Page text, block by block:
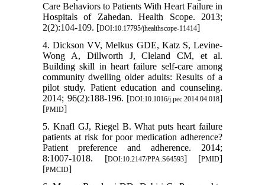
Care Behaviors to Patients With Heart Failure in
Hospitals of Zahedan. Health Scope. 2013;
2(2):104-109. [DOI:10.17795/jhealthscope-11414]
4. Dickson VV, Melkus GDE, Katz S, Levine-
Wong A, Dillworth J, Cleland CM, et al.
Building skill in heart failure self-care among
community dwelling older adults: Results of a
pilot study. Patient education and counseling.
2014; 96(2):188-196. [DOI:10.1016/j.pec.2014.04.018]
[PMID]
5. Knafl GJ, Riegel B. What puts heart failure
patients at risk for poor medication adherence?
Patient preference and adherence. 2014;
8:1007-1018. [DOI:10.2147/PPA.S64593] [PMID]
[PMCID]